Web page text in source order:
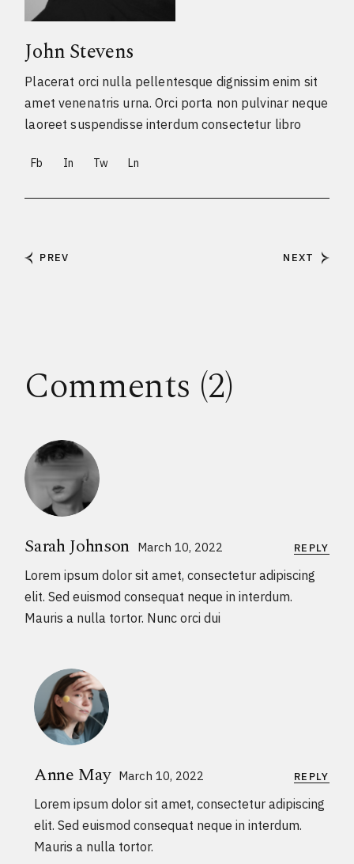
John Stevens
Placerat orci nulla pellentesque dignissim enim sit
amet venenatris urna. Orci porta non pulvinar neque
laoreet suspendisse interdum consectetur libro
Fb In Tw Ln
PREV NEXT
Comments (2)
Sarah Johnson March 10, 2022 REPLY
Lorem ipsum dolor sit amet, consectetur adipiscing
elit. Sed euismod consequat neque in interdum.
Mauris a nulla tortor. Nunc orci dui
Anne May March 10, 2022 REPLY
Lorem ipsum dolor sit amet, consectetur adipiscing
elit. Sed euismod consequat neque in interdum.
Mauris a nulla tortor.